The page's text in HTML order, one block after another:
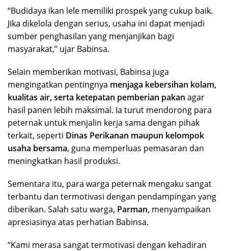
“Budidaya ikan lele memiliki prospek yang cukup baik.
Jika dikelola dengan serius, usaha ini dapat menjadi
sumber penghasilan yang menjanjikan bagi
masyarakat,” ujar Babinsa.
Selain memberikan motivasi, Babinsa juga
mengingatkan pentingnya menjaga kebersihan kolam,
kualitas air, serta ketepatan pemberian pakan agar
hasil panen lebih maksimal. Ia turut mendorong para
peternak untuk menjalin kerja sama dengan pihak
terkait, seperti Dinas Perikanan maupun kelompok
usaha bersama, guna memperluas pemasaran dan
meningkatkan hasil produksi.
Sementara itu, para warga peternak mengaku sangat
terbantu dan termotivasi dengan pendampingan yang
diberikan. Salah satu warga, Parman, menyampaikan
apresiasinya atas perhatian Babinsa.
“Kami merasa sangat termotivasi dengan kehadiran